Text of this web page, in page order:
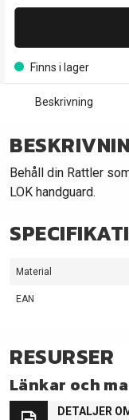
Finns i lager
Beskrivning
Behåll din Rattler
LOK handguard.
Material
EAN
RESURSER
Länkar och
DETALJER